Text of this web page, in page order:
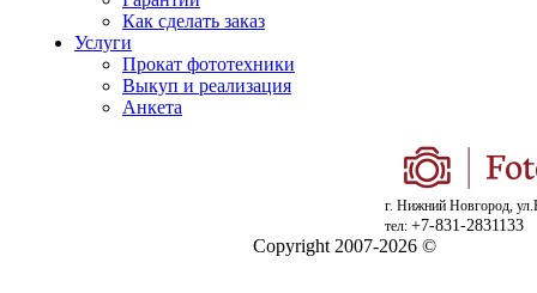
Как сделать заказ
Услуги
Прокат фототехники
Выкуп и реализация
Анкета
г. Нижний Новгород,
тел: +7-831-2831133
Copyright 2007-2026 ©